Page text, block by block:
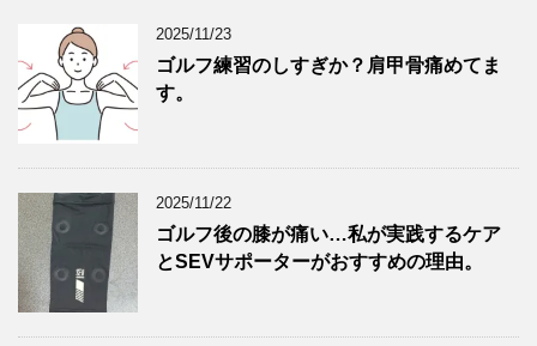
2025/11/23
ゴルフ練習のしすぎか？肩甲骨痛めてま
す。
2025/11/22
ゴルフ後の膝が痛い…私が実践するケア
とSEVサポーターがおすすめの理由。